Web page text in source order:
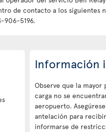
de contacto a los siguientes
906-5196.
Información
Observe que la
carga no se
aeropuerto.
antelación para
informarse de